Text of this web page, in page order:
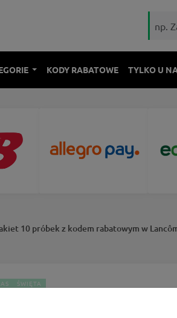
KODY RABATOWE TYLKO U
10 próbek z kodem rabatowym w
ŚWIĘTA